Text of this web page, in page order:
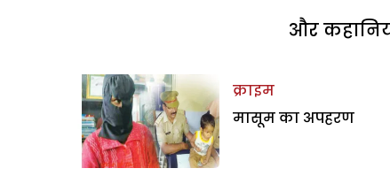
और
क्राइम
मासूम का अपहरण